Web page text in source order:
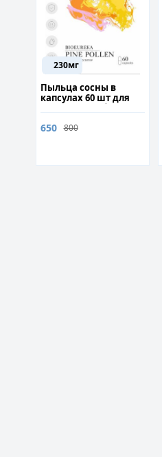
230мг
Пыльца сосны в
капсулах 60 шт для
улучшения общего
650 800